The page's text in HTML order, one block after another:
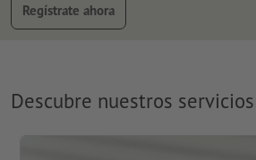
Regístrate ahora
Descubre nuestros servicios